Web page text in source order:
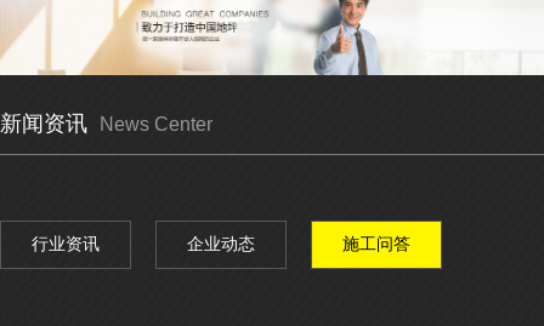
展示 中心 筑地 资讯 伙伴 我们
新闻资讯 News Center
行业资讯 企业动态 施工问答